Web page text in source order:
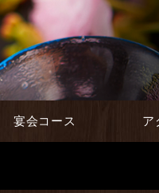
宴会コース ア